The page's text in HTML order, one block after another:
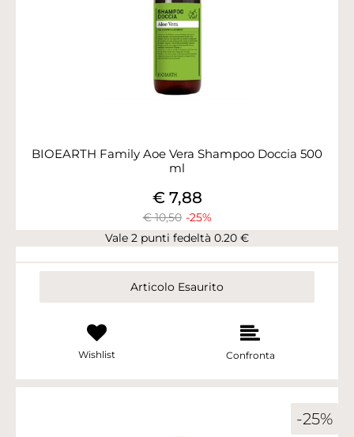
BIOEARTH Family Aoe Vera Shampoo Doccia 500
ml
€ 10,50 -25%
€ 7,88
Vale 2 punti fedeltà 0.20 €
Articolo Esaurito
Wishlist Confronta
-25%